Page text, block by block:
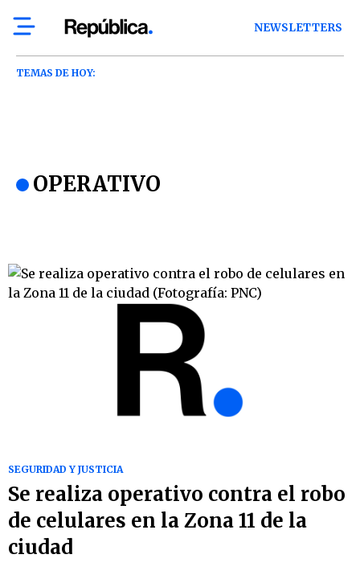
NEWSLETTERS
TEMAS DE HOY:
OPERATIVO
SEGURIDAD Y JUSTICIA
Se realiza operativo contra el robo
de celulares en la Zona 11 de la
ciudad